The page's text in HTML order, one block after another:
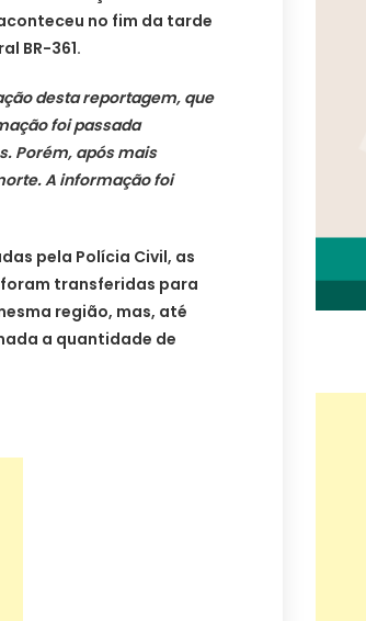
no fim da tarde
BR-361.
desta reportagem, que
foi passada
Porém, após mais
A informação foi
pela Polícia Civil, as
transferidas para
região, mas, até
a quantidade de